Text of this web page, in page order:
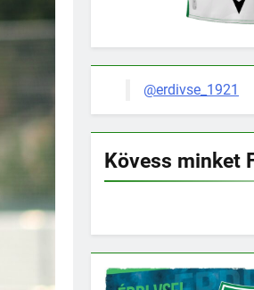
@erdivse_1921
Kövess minket